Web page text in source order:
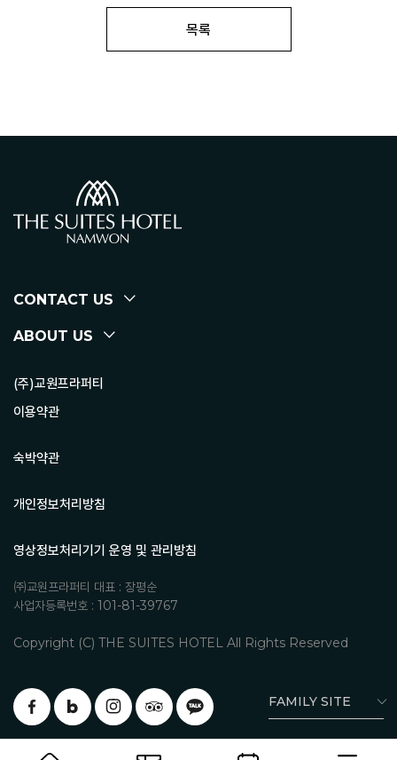
목록
CONTACT US
ABOUT US
(주)교원프라퍼티
이용약관
숙박약관
개인정보처리방침
영상정보처리기기 운영 및 관리방침
㈜교원프라퍼티 대표 : 장평순
사업자등록번호 : 101-81-39767
Copyright (C) THE SUITES HOTEL All Rights Reserved
FAMILY SITE